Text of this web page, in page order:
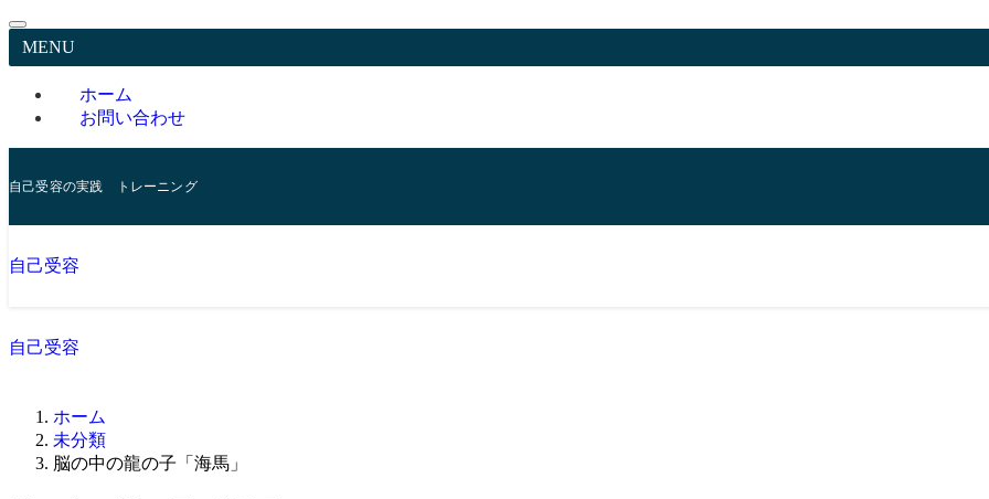
MENU
ホーム
お問い合わせ
自己受容の実践 トレーニング
自己受容
自己受容
ホーム
未分類
脳の中の龍の子「海馬」